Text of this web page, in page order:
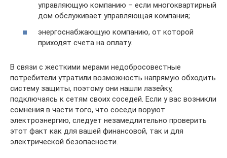
управляющую компанию – если многоквартирный
дом обслуживает управляющая компания;
энергоснабжающую компанию, от которой
приходят счета на оплату.
В связи с жесткими мерами недобросовестные
потребители утратили возможность напрямую обходить
систему защиты, поэтому они нашли лазейку,
подключаясь к сетям своих соседей. Если у вас возникли
сомнения в части того, что соседи воруют
электроэнергию, следует незамедлительно проверить
этот факт как для вашей финансовой, так и для
электрической безопасности.